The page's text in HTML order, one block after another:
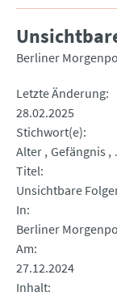
Berliner
Letzte Änderung
28.02.2025
Stichwort(e)
Alter Gefängnis
Titel
Unsichtbare
In
Berliner
Am
27.12.2024
Inhalt